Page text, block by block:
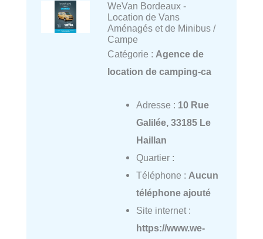
WeVan Bordeaux -
Location de Vans
Aménagés et de Minibus /
Campe
Catégorie : Agence de
location de camping-ca
Adresse : 10 Rue
Galilée, 33185 Le
Haillan
Quartier :
Téléphone : Aucun
téléphone ajouté
Site internet :
https://www.we-